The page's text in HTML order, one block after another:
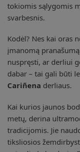
tokiomis sąlygomis
svarbesnis.
Kodėl? Nes kai oras
įmanomą
nuspręsti, ar derliui
dabar – tai gali būti
Cariñena derliaus.
Kai kurios jaunos
metų, derina
tradicijomis. Jie
tiksliosios